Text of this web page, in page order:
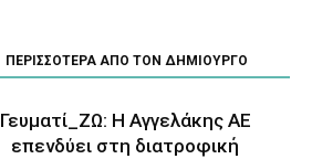
ΠΕΡΙΣΣΟΤΕΡΑ ΑΠΟ ΤΟΝ ΔΗΜΙΟΥΡΓΟ
Γευματί_ΖΩ: Η Αγγελάκης ΑΕ
επενδύει στη διατροφική